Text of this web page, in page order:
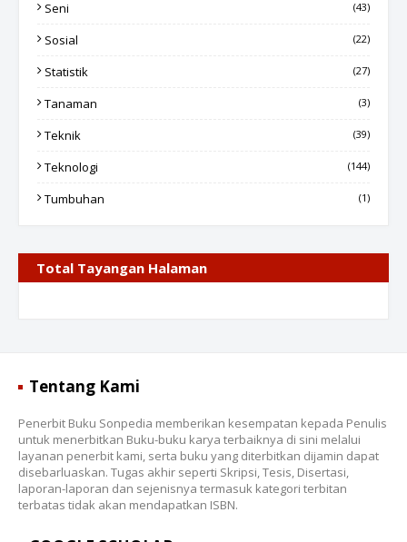
Seni (43)
Sosial (22)
Statistik (27)
Tanaman (3)
Teknik (39)
Teknologi (144)
Tumbuhan (1)
Total Tayangan Halaman
Tentang Kami
Penerbit Buku Sonpedia memberikan kesempatan kepada Penulis
untuk menerbitkan Buku-buku karya terbaiknya di sini melalui
layanan penerbit kami, serta buku yang diterbitkan dijamin dapat
disebarluaskan. Tugas akhir seperti Skripsi, Tesis, Disertasi,
laporan-laporan dan sejenisnya termasuk kategori terbitan
terbatas tidak akan mendapatkan ISBN.